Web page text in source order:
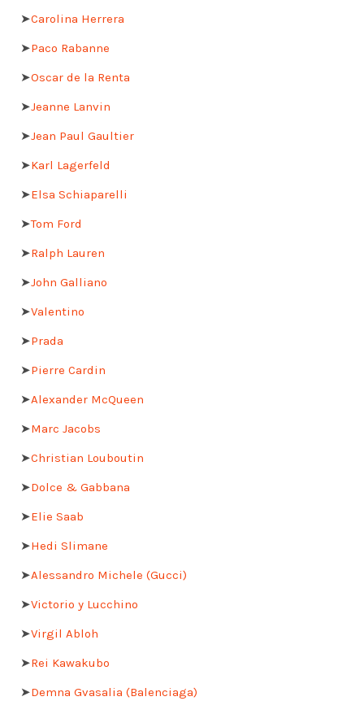
➤Carolina Herrera
➤Paco Rabanne
➤Oscar de la Renta
➤Jeanne Lanvin
➤Jean Paul Gaultier
➤Karl Lagerfeld
➤Elsa Schiaparelli
➤Tom Ford
➤Ralph Lauren
➤John Galliano
➤Valentino
➤Prada
➤Pierre Cardin
➤Alexander McQueen
➤Marc Jacobs
➤Christian Louboutin
➤Dolce & Gabbana
➤Elie Saab
➤Hedi Slimane
➤Alessandro Michele (Gucci)
➤Victorio y Lucchino
➤Virgil Abloh
➤Rei Kawakubo
➤Demna Gvasalia (Balenciaga)